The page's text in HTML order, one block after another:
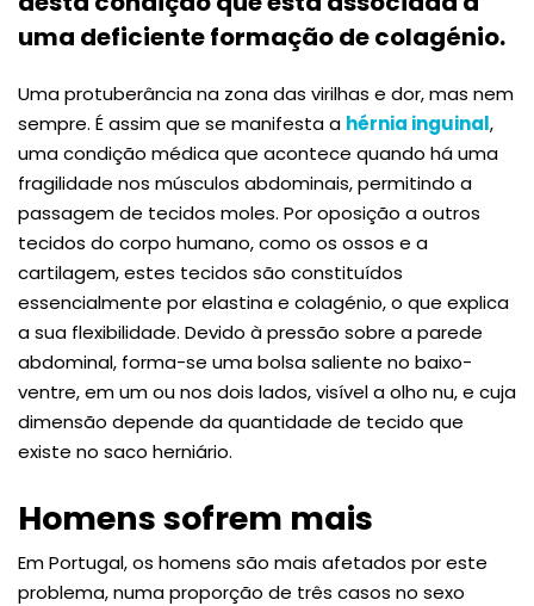
uma deficiente formação de colagénio.
Uma protuberância na zona das virilhas e dor, mas nem
sempre. É assim que se manifesta a hérnia inguinal,
uma condição médica que acontece quando há uma
fragilidade nos músculos abdominais, permitindo a
passagem de tecidos moles. Por oposição a outros
tecidos do corpo humano, como os ossos e a
cartilagem, estes tecidos são constituídos
essencialmente por elastina e colagénio, o que explica
a sua flexibilidade. Devido à pressão sobre a parede
abdominal, forma-se uma bolsa saliente no baixo-
ventre, em um ou nos dois lados, visível a olho nu, e cuja
dimensão depende da quantidade de tecido que
existe no saco herniário.
Homens sofrem mais
Em Portugal, os homens são mais afetados por este
problema, numa proporção de três casos no sexo